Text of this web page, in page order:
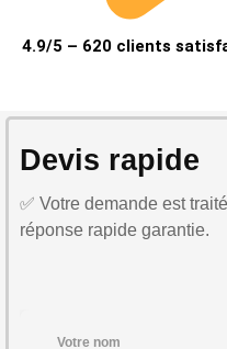
4.9/5 – 620 clients
Devis rapide
✅ Votre demande est
réponse rapide garantie.
Votre nom